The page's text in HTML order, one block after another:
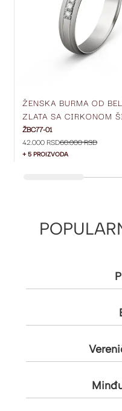
ŽENSKA BURMA OD
ZLATA SA CIRKONOM
MM ŽBC77-01
ŽBC77-01
42.000 RSD60.000 RSD
+ 5 PROIZVODA